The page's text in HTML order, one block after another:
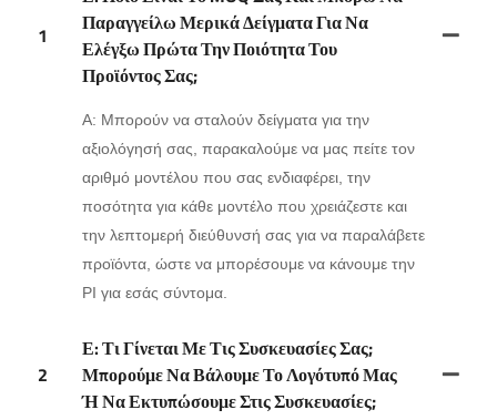
1
Παραγγείλω Μερικά Δείγματα Για Να
Ελέγξω Πρώτα Την Ποιότητα Του
Προϊόντος Σας;
Α: Μπορούν να σταλούν δείγματα για την
αξιολόγησή σας, παρακαλούμε να μας πείτε τον
αριθμό μοντέλου που σας ενδιαφέρει, την
ποσότητα για κάθε μοντέλο που χρειάζεστε και
την λεπτομερή διεύθυνσή σας για να παραλάβετε
προϊόντα, ώστε να μπορέσουμε να κάνουμε την
PI για εσάς σύντομα.
2
Ε: Τι Γίνεται Με Τις Συσκευασίες Σας;
Μπορούμε Να Βάλουμε Το Λογότυπό Μας
Ή Να Εκτυπώσουμε Στις Συσκευασίες;